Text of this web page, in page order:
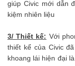
giúp Civic mới dẫn
kiệm nhiên liệu
3/ Thiết kế: Với
thiết kể của Civic
khoang lái hiện đại